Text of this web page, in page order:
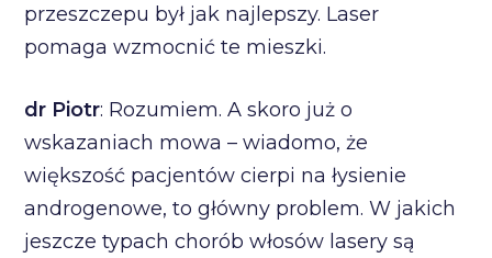
przeszczepu był jak najlepszy. Laser
pomaga wzmocnić te mieszki.
dr Piotr: Rozumiem. A skoro już o
wskazaniach mowa – wiadomo, że
większość pacjentów cierpi na łysienie
androgenowe, to główny problem. W jakich
jeszcze typach chorób włosów lasery są